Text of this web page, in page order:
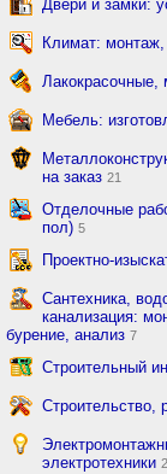
Двери и замки:
Климат:
Мебель:
на заказ 21
Отделочные
пол) 5
Проектно-
Сантехника,
канализация:
бурение, анализ 7
Строительный
Строительство,
электротехники